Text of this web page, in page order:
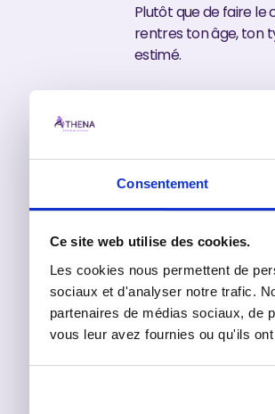
Consentement
Ce site web utilise des cookies.
Les cookies nous permettent de
sociaux et d'analyser notre trafic.
partenaires de médias sociaux, de
vous leur avez fournies ou qu'ils
Plutôt que de faire le
rentres ton âge, ton
estimé.
Calcule ton salaire
TYPE DE CONTRAT
Apprentissage
PÉRIODE DU
Jan-Mai 2026